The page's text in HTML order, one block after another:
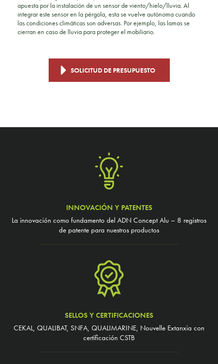
apuesta por la instalación de un sensor de viento/hielo/lluvia. Al
integrar este sensor en la pérgola, esta se vuelve autónoma cuando
las condiciones climáticas son adversas. Por ejemplo, las lamas se
cierran en caso de lluvia para proteger el mobiliario.
SOLICITUD DE PRESUPUESTO
INNOVACIÓN Y PATENTES
La innovación como fundamento del ADN Concept Alu – 8 registros
de patente para nuestros productos
SELLOS Y CERTIFICACIONES
CEKAL, QUALIBAT, SNFA, QUALIMARINE, Nouvelle Extanxia con
certificación CSTB